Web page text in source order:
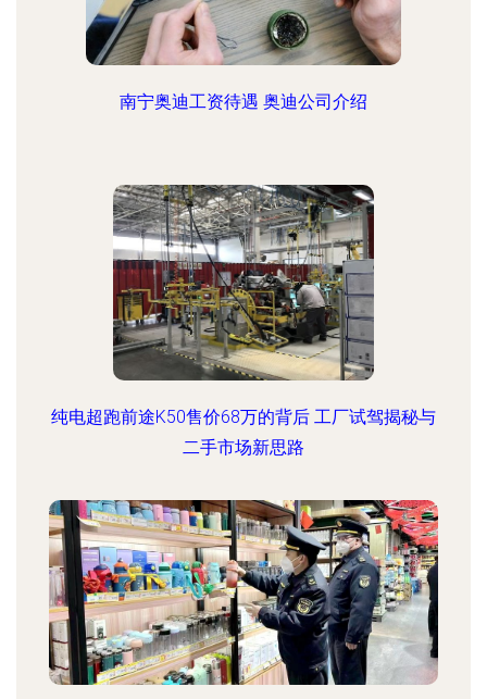
南宁奥迪工资待遇 奥迪公司介绍
纯电超跑前途K50售价68万的背后 工厂试驾揭秘与
二手市场新思路